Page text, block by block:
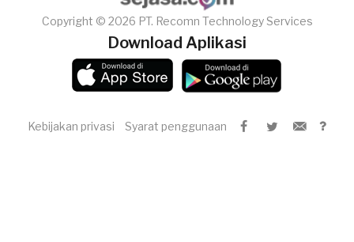
Copyright © 2026 PT. Recomn Technology Services
Download Aplikasi
Kebijakan privasi Syarat penggunaan